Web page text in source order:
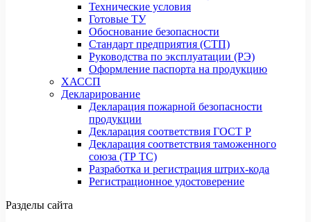
Технические условия
Готовые ТУ
Обоснование безопасности
Стандарт предприятия (СТП)
Руководства по эксплуатации (РЭ)
Оформление паспорта на продукцию
ХАССП
Декларирование
Декларация пожарной безопасности
продукции
Декларация соответствия ГОСТ Р
Декларация соответствия таможенного
союза (ТР ТС)
Разработка и регистрация штрих-кода
Регистрационное удостоверение
Разделы сайта